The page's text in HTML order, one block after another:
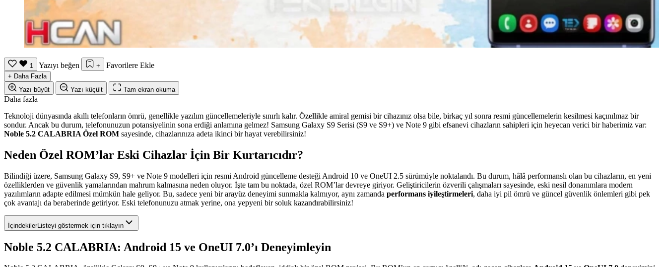
1 Yazıyı beğen + Favorilere Ekle
+ Daha Fazla
Yazı büyüt
Yazı küçült Tam ekran okuma
Daha fazla
Teknoloji dünyasında akıllı telefonların ömrü, genellikle yazılım güncellemeleriyle sınırlı kalır. Özellikle amiral gemisi bir cihazınız olsa bile, birkaç yıl sonra resmi güncellemelerin kesilmesi kaçınılmaz bir
sondur. Ancak bu durum, telefonunuzun potansiyelinin sona erdiği anlamına gelmez! Samsung Galaxy S9 Serisi (S9 ve S9+) ve Note 9 gibi efsanevi cihazların sahipleri için heyecan verici bir haberimiz var:
Noble 5.2 CALABRIA Özel ROM sayesinde, cihazlarınıza adeta ikinci bir hayat verebilirsiniz!
Neden Özel ROM’lar Eski Cihazlar İçin Bir Kurtarıcıdır?
Bilindiği üzere, Samsung Galaxy S9, S9+ ve Note 9 modelleri için resmi Android güncelleme desteği Android 10 ve OneUI 2.5 sürümüyle noktalandı. Bu durum, hâlâ performanslı olan bu cihazların, en yeni
özelliklerden ve güvenlik yamalarından mahrum kalmasına neden oluyor. İşte tam bu noktada, özel ROM’lar devreye giriyor. Geliştiricilerin özverili çalışmaları sayesinde, eski nesil donanımlara modern
yazılımların adapte edilmesi mümkün hale geliyor. Bu, sadece yeni bir arayüz deneyimi sunmakla kalmıyor, aynı zamanda performans iyileştirmeleri, daha iyi pil ömrü ve güncel güvenlik önlemleri gibi pek
çok avantajı da beraberinde getiriyor. Eski telefonunuzu atmak yerine, ona yepyeni bir soluk kazandırabilirsiniz!
İçindekilerListeyi göstermek için tıklayın
Noble 5.2 CALABRIA: Android 15 ve OneUI 7.0’ı Deneyimleyin